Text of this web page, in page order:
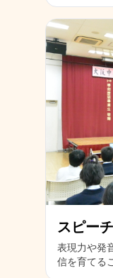
スピー
表現力や発
信を育てる